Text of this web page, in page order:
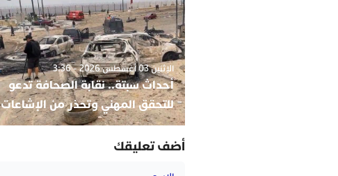
الإثنين 03 أغسطس 2026 - 3:36
أحداث سبتة.. نقابة الصحافة تدعو
للتحقق المهني وتحذر من الإشاعات
أضف تعليقك